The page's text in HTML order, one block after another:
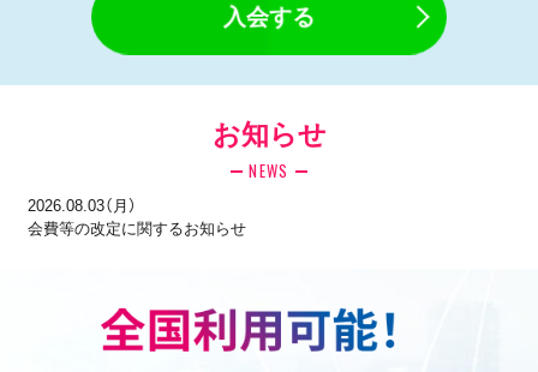
入会する
お知らせ
NEWS
2026.08.03（月）
会費等の改定に関するお知らせ